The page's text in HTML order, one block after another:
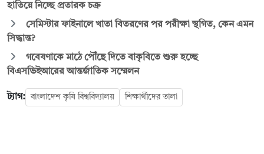
হাতিয়ে নিচ্ছে প্রতারক চক্র
সেমিস্টার ফাইনালে খাতা বিতরণের পর পরীক্ষা স্থগিত, কেন এমন
সিদ্ধান্ত?
গবেষণাকে মাঠে পৌঁছে দিতে বাকৃবিতে শুরু হচ্ছে
বিএসভিইআরের আন্তর্জাতিক সম্মেলন
ট্যাগ: বাংলাদেশ কৃষি বিশ্ববিদ্যালয় শিক্ষার্থীদের তালা